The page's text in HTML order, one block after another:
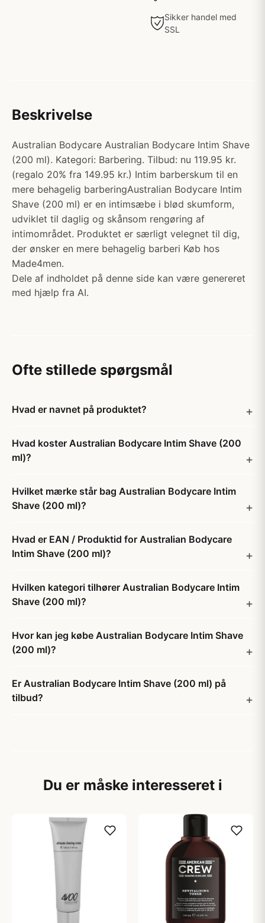
Sikker handel med
SSL
Beskrivelse
Australian Bodycare Australian Bodycare Intim Shave
(200 ml). Kategori: Barbering. Tilbud: nu 119.95 kr.
(regalo 20% fra 149.95 kr.) Intim barberskum til en
mere behagelig barberingAustralian Bodycare Intim
Shave (200 ml) er en intimsæbe i blød skumform,
udviklet til daglig og skånsom rengøring af
intimområdet. Produktet er særligt velegnet til dig,
der ønsker en mere behagelig barberi Køb hos
Made4men.
Dele af indholdet på denne side kan være genereret
med hjælp fra AI.
Ofte stillede spørgsmål
Hvad er navnet på produktet?
Hvad koster Australian Bodycare Intim Shave (200
ml)?
Hvilket mærke står bag Australian Bodycare Intim
Shave (200 ml)?
Hvad er EAN / Produktid for Australian Bodycare
Intim Shave (200 ml)?
Hvilken kategori tilhører Australian Bodycare Intim
Shave (200 ml)?
Hvor kan jeg købe Australian Bodycare Intim Shave
(200 ml)?
Er Australian Bodycare Intim Shave (200 ml) på
tilbud?
Du er måske interesseret i